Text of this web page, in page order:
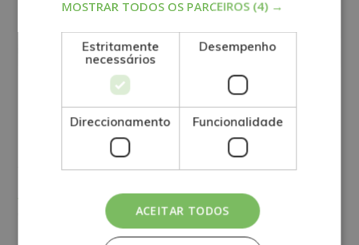
DESPORTO
Quais são os melhores
suplementos alimentares?
View More
MOSTRAR TODOS OS PARCEIROS (4) →
Estritamente
necessários
Desempenho
Direccionamento Funcionalidade
ACEITAR TODOS